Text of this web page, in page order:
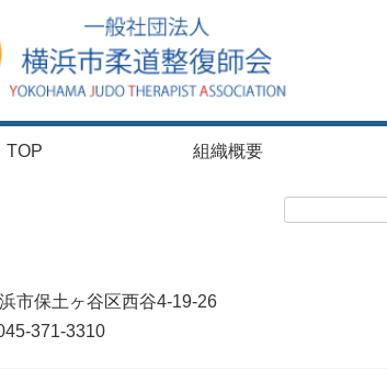
TOP 組織概要
市保土ヶ谷区西谷4-19-26
371-3310